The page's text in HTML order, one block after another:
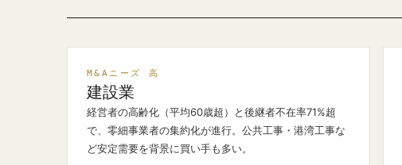
M&Aニーズ 高
建設業
経営者の高齢化（平均60歳超）と後継者不在率71%超
で、零細事業者の集約化が進行。公共工事・港湾工事な
ど安定需要を背景に買い手も多い。